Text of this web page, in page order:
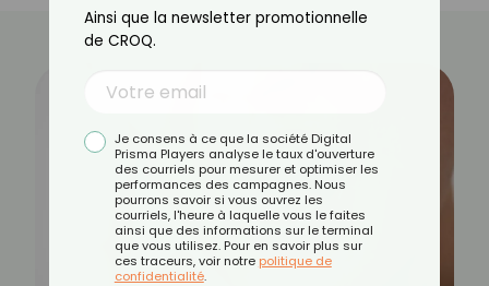
Ainsi que la newsletter promotionnelle
de CROQ.
Je consens à ce que la société Digital
Prisma Players analyse le taux d'ouverture
des courriels pour mesurer et optimiser les
performances des campagnes. Nous
pourrons savoir si vous ouvrez les
courriels, l'heure à laquelle vous le faites
ainsi que des informations sur le terminal
que vous utilisez. Pour en savoir plus sur
ces traceurs, voir notre politique de
confidentialité.